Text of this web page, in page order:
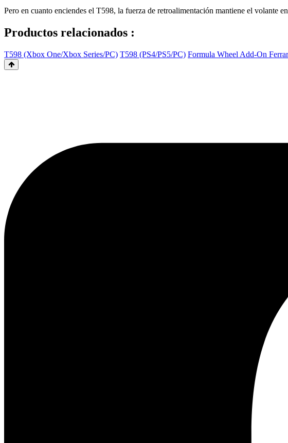
Pero en cuanto enciendes el T598, la fuerza de retroalimentación mantiene el volante
Productos relacionados :
T598 (Xbox One/Xbox Series/PC) T598 (PS4/PS5/PC) Formula Wheel Add-On